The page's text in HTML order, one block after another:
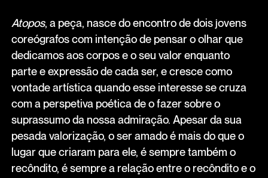
Atopos, a peça, nasce do encontro de dois jovens
coreógrafos com intenção de pensar o olhar que
dedicamos aos corpos e o seu valor enquanto
parte e expressão de cada ser, e cresce como
vontade artística quando esse interesse se cruza
com a perspetiva poética de o fazer sobre o
suprassumo da nossa admiração. Apesar da sua
pesada valorização, o ser amado é mais do que o
lugar que criaram para ele, é sempre também o
recôndito, é sempre a relação entre o recôndito e o